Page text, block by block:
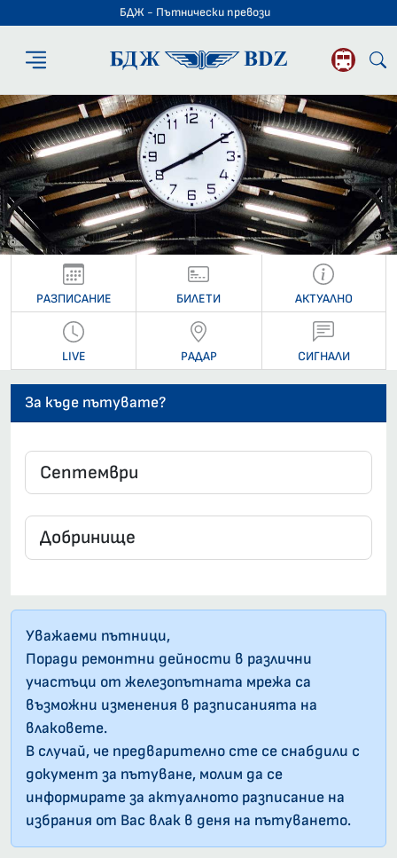
БДЖ - Пътнически превози
БДЖ -
РАЗПИСАНИЕ БИЛЕТИ АКТУАЛНО
LIVE РАДАР СИГНАЛИ
За къде пътувате?
Уважаеми пътници,
Поради ремонтни дейности в различни
участъци от железопътната мрежа са
възможни изменения в разписанията на
влаковете.
В случай, че предварително сте се снабдили с
документ за пътуване, молим да се
информирате за актуалното разписание на
избрания от Вас влак в деня на пътуването.